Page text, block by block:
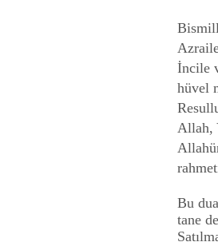
İncile
hüvel
Allah,
Bu
tane